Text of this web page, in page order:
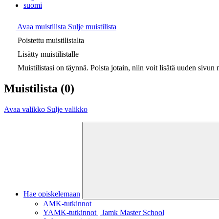
suomi
Avaa muistilista Sulje muistilista
Poistettu muistilistalta
Lisätty muistilistalle
Muistilistasi on täynnä. Poista jotain, niin voit lisätä uuden sivun
Muistilista (0)
Avaa valikko Sulje valikko
Hae opiskelemaan
AMK-tutkinnot
YAMK-tutkinnot | Jamk Master School